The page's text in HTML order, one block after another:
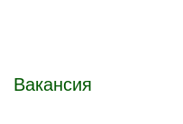
Вакансия